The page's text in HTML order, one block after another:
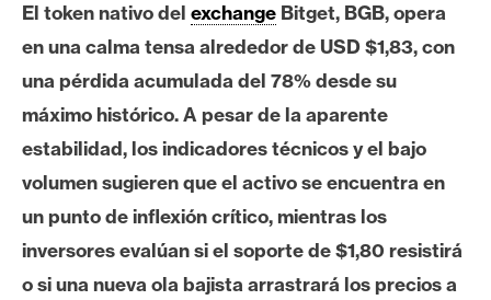
t
c
o
i
n
E
e
El token nativo del exchange Bitget, BGB, opera
en una calma tensa alrededor de USD $1,83, con
una pérdida acumulada del 78% desde su
máximo histórico. A pesar de la aparente
estabilidad, los indicadores técnicos y el bajo
volumen sugieren que el activo se encuentra en
un punto de inflexión crítico, mientras los
inversores evalúan si el soporte de $1,80 resistirá
o si una nueva ola bajista arrastrará los precios a